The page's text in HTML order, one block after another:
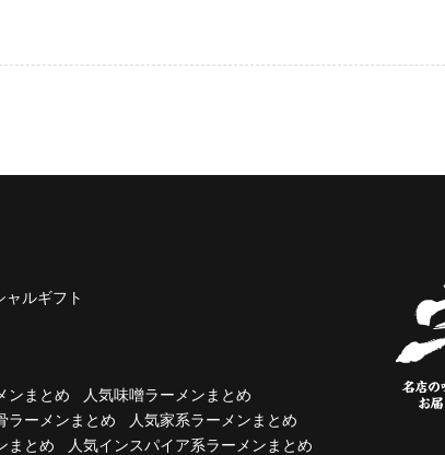
ャルギフト
ンまとめ
人気味噌ラーメンまとめ
ラーメンまとめ
人気家系ラーメンまとめ
まとめ
人気インスパイア系ラーメンまとめ